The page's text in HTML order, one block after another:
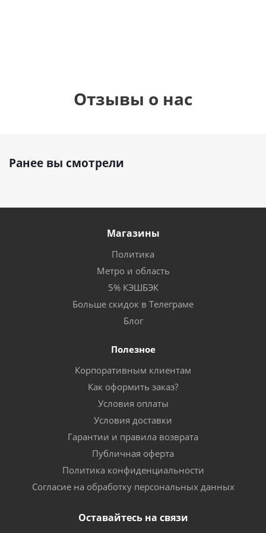
Отзывы о нас
Ранее вы смотрели
Магазины
Политика
Метро и область
5% КЭШБЭК
Больше скидок в Телеграме
Блог
Полезное
Корпоративным клиентам
Как оформить заказ?
Условия оплаты
Условия доставки
Гарантии и правила возврата
Публичная оферта
Политика конфиденциальности
Согласие на обработку персональных данных
Оставайтесь на связи